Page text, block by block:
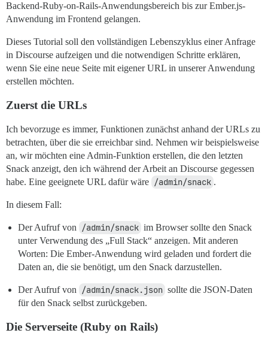
Backend-Ruby-on-Rails-Anwendungsbereich bis zur Ember.js-
Anwendung im Frontend gelangen.
Dieses Tutorial soll den vollständigen Lebenszyklus einer Anfrage
in Discourse aufzeigen und die notwendigen Schritte erklären,
wenn Sie eine neue Seite mit eigener URL in unserer Anwendung
erstellen möchten.
Zuerst die URLs
Ich bevorzuge es immer, Funktionen zunächst anhand der URLs zu
betrachten, über die sie erreichbar sind. Nehmen wir beispielsweise
an, wir möchten eine Admin-Funktion erstellen, die den letzten
Snack anzeigt, den ich während der Arbeit an Discourse gegessen
habe. Eine geeignete URL dafür wäre /admin/snack .
In diesem Fall:
Der Aufruf von /admin/snack im Browser sollte den Snack
unter Verwendung des „Full Stack“ anzeigen. Mit anderen
Worten: Die Ember-Anwendung wird geladen und fordert die
Daten an, die sie benötigt, um den Snack darzustellen.
Der Aufruf von /admin/snack.json sollte die JSON-Daten
für den Snack selbst zurückgeben.
Die Serverseite (Ruby on Rails)